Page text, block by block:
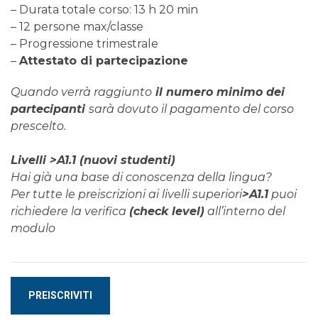
– Durata totale corso: 13 h 20 min
– 12 persone max/classe
– Progressione trimestrale
– Attestato di partecipazione
Quando verrà raggiunto il numero minimo dei
partecipanti sarà dovuto il pagamento del corso
prescelto.
Livelli >A1.1 (nuovi studenti)
Hai già una base di conoscenza della lingua?
Per tutte le preiscrizioni ai livelli superiori>A1.1puoi
richiedere la verifica (check level) all’interno del
modulo
DANESE
PREISCRIVITI